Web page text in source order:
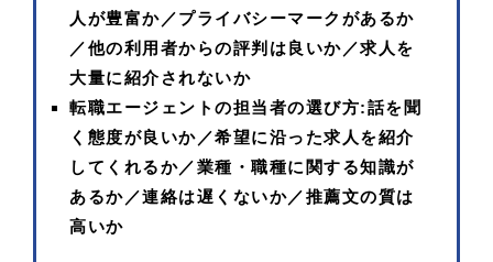
人が豊富か／プライバシーマークがあるか
／他の利用者からの評判は良いか／求人を
大量に紹介されないか
転職エージェントの担当者の選び方:話を聞
く態度が良いか／希望に沿った求人を紹介
してくれるか／業種・職種に関する知識が
あるか／連絡は遅くないか／推薦文の質は
高いか